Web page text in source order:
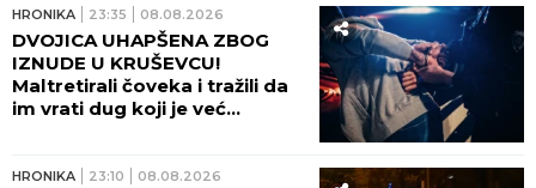
HRONIKA 23:35 08.08.2026
DVOJICA UHAPŠENA ZBOG
IZNUDE U KRUŠEVCU!
Maltretirali čoveka i tražili da
im vrati dug koji je već
HRONIKA 23:10 08.08.2026